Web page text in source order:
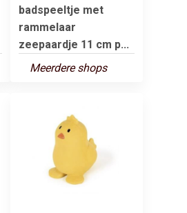
badspeeltje met
rammelaar
zeepaardje 11 cm p...
Meerdere shops